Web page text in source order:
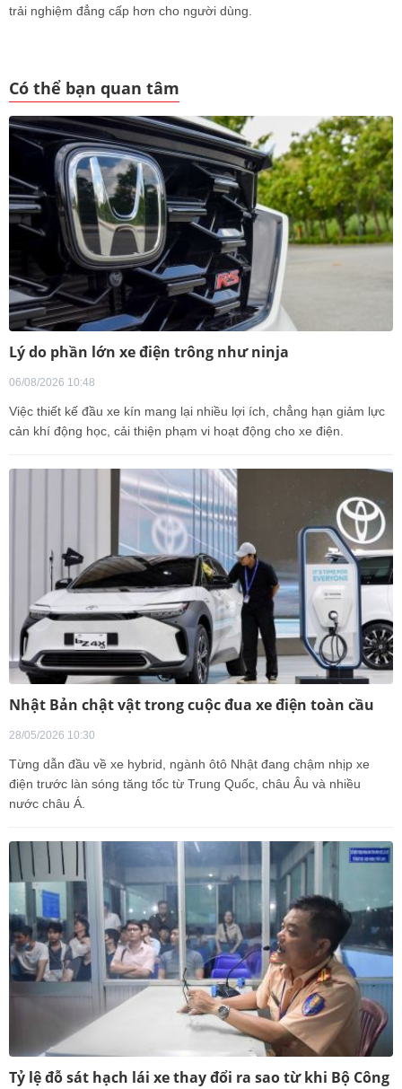
trải nghiệm đẳng cấp hơn cho người dùng.
Có thể bạn quan tâm
Lý do phần lớn xe điện trông như ninja
06/08/2026 10:48
Việc thiết kế đầu xe kín mang lại nhiều lợi ích, chẳng hạn giảm lực
cản khí động học, cải thiện phạm vi hoạt động cho xe điện.
Nhật Bản chật vật trong cuộc đua xe điện toàn cầu
28/05/2026 10:30
Từng dẫn đầu về xe hybrid, ngành ôtô Nhật đang chậm nhịp xe
điện trước làn sóng tăng tốc từ Trung Quốc, châu Âu và nhiều
nước châu Á.
Tỷ lệ đỗ sát hạch lái xe thay đổi ra sao từ khi Bộ Công